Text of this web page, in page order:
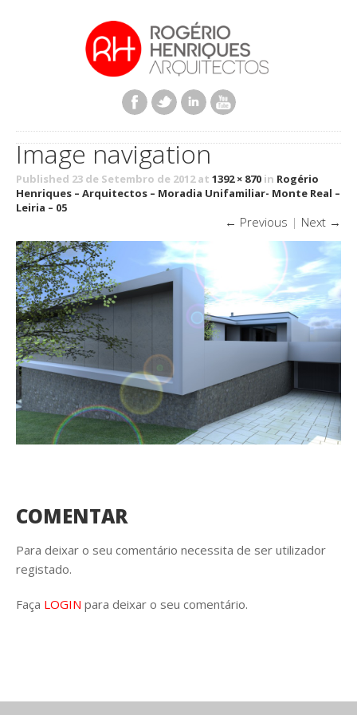
Image navigation
Published 23 de Setembro de 2012 at 1392 × 870 in Rogério
Henriques – Arquitectos – Moradia Unifamiliar- Monte Real –
Leiria – 05
← Previous | Next →
COMENTAR
Para deixar o seu comentário necessita de ser utilizador
registado.
Faça LOGIN para deixar o seu comentário.